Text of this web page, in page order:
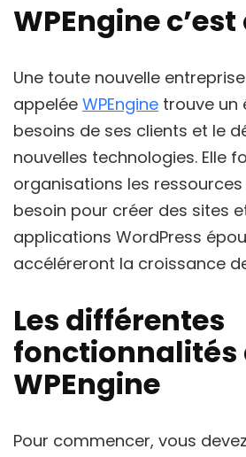
WPEngine
Une toute nouvelle
appelée WPEngine trouve un
besoins de ses clients et le
nouvelles technologies. Elle
organisations les
besoin pour créer des sites
applications WordPress
accéléreront la croissance
Les différentes
fonctionnalités
WPEngine
Pour commencer, vous